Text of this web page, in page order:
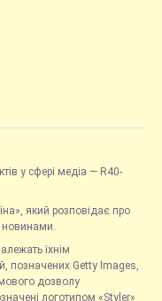
у сфері медіа — R40-
який розповідає про
новинами.
їхнім
позначених Getty Images,
дозволу
логотипом «Styler»